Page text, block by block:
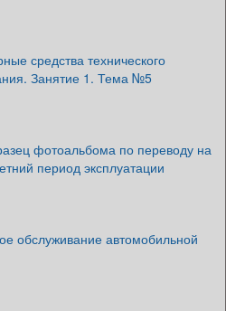
средства технического
Занятие 1. Тема №5
фотоальбома по переводу на
период эксплуатации
обслуживание автомобильной